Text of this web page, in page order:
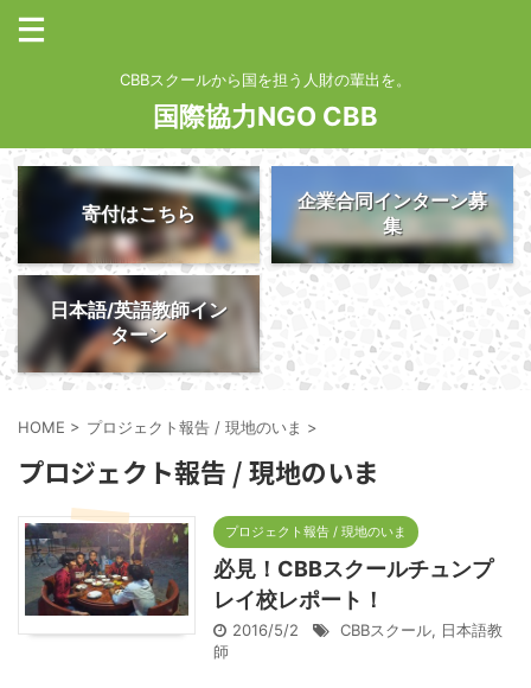
CBBスクールから国を担う人財の輩出を。
国際協力NGO CBB
寄付はこちら
企業合同インターン募
集
日本語/英語教師イン
ターン
HOME > プロジェクト報告 / 現地のいま >
プロジェクト報告 / 現地のいま
プロジェクト報告 / 現地のいま
必見！CBBスクールチュンプ
レイ校レポート！
2016/5/2 CBBスクール, 日本語教
師